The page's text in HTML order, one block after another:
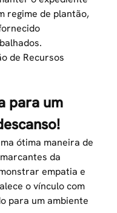
regime de plantão,
de Recursos
para um
ótima maneira de
da
empatia e
o vínculo com
para um ambiente